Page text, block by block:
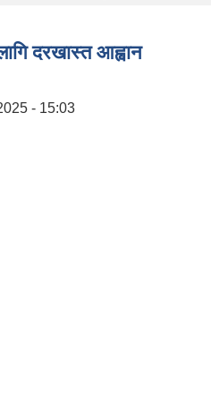
दरखास्त आह्वान
- 15:03